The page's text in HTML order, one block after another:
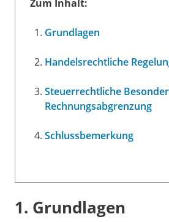
Zum Inhalt:
Grundlagen
Handelsrechtliche
Steuerrechtliche
Rechnungsabgrenzung
Schlussbemerkung
1. Grundlagen